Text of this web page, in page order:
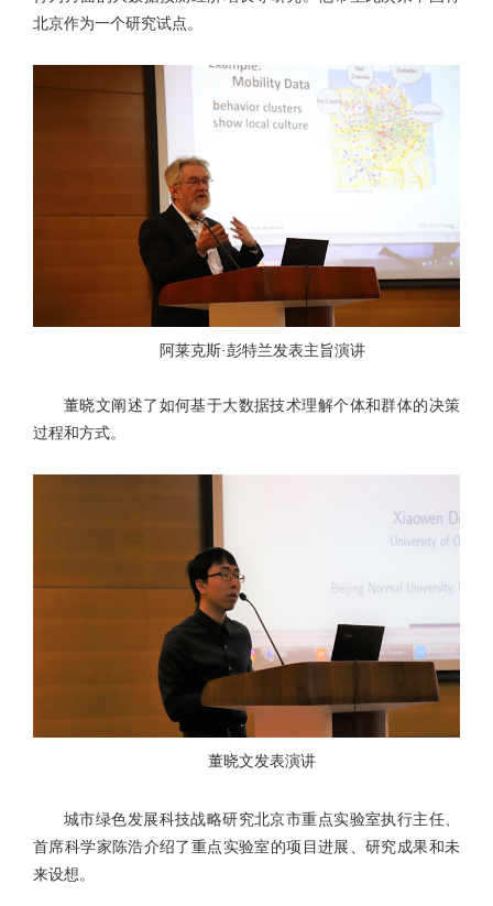
北京作为一个研究试点。
阿莱克斯·彭特兰发表主旨演讲
董晓文阐述了如何基于大数据技术理解个体和群体的决策
过程和方式。
董晓文发表演讲
城市绿色发展科技战略研究北京市重点实验室执行主任、
首席科学家陈浩介绍了重点实验室的项目进展、研究成果和未
来设想。